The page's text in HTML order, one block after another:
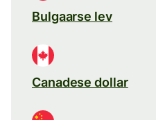
Bulgaarse lev
Canadese dollar